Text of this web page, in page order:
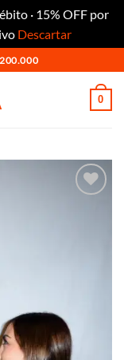
· 15% OFF por
Descartar
0